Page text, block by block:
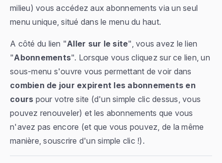
milieu) vous accédez aux abonnements via un seul
menu unique, situé dans le menu du haut.
A côté du lien "Aller sur le site", vous avez le lien
"Abonnements". Lorsque vous cliquez sur ce lien, un
sous-menu s'ouvre vous permettant de voir dans
combien de jour expirent les abonnements en
cours pour votre site (d'un simple clic dessus, vous
pouvez renouveler) et les abonnements que vous
n'avez pas encore (et que vous pouvez, de la même
manière, souscrire d'un simple clic !).